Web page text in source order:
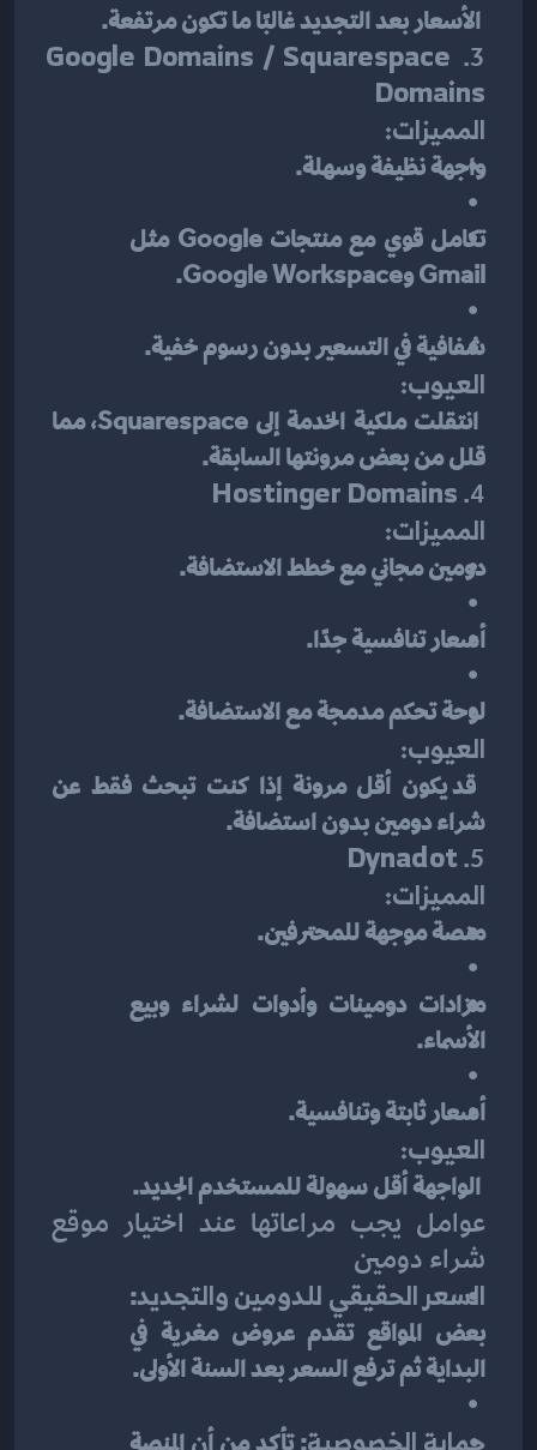
3.
Google Domains / Squarespace
Domains
المميزات:
واجهة نظيفة وسهلة.
Gmail وGoogle Workspace.
شفافية في التسعير بدون رسوم خفية.
العيوب:
قلل من بعض مرونتها السابقة.
4.
Hostinger Domains
المميزات:
دومين مجاني مع خطط الاستضافة.
أسعار تنافسية جدًا.
لوحة تحكم مدمجة مع الاستضافة.
العيوب:
شراء دومين بدون استضافة.
5.
Dynadot
المميزات:
منصة موجهة للمحترفين.
مزادات دومينات وأدوات لشراء وبيع
الأسماء.
أسعار ثابتة وتنافسية.
العيوب:
شراء دومين
السعر الحقيقي للدومين والتجديد
البداية ثم ترفع السعر بعد السنة الأولى.